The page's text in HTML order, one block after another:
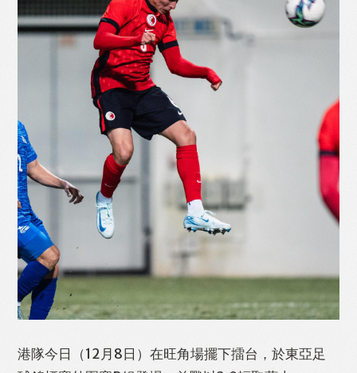
Facebook Twitter
WhatsApp Email Print
港隊今日（12月8日）在旺角場擺下擂台，於東亞足